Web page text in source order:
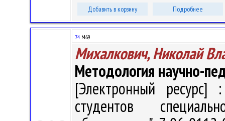
Добавить в корзину Подробнее
74 М69
Михалкович, Николай
Методология научно-
[Электронный ресурс]
студентов